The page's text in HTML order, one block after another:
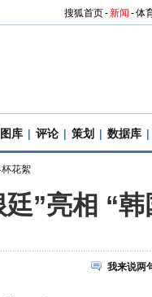
搜狐首页-新闻 -体
图库 | 评论 | 策划 | 数据库 |
花絮
”亮相 “
我来说两